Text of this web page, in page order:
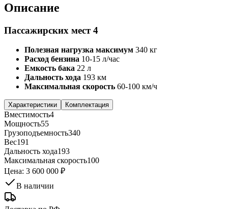
Описание
Пассажирских мест 4
Полезная нагрузка максимум 340 кг
Расход бензина 10-15 л/час
Емкость бака 22 л
Дальность хода 193 км
Максимальная скорость 60-100 км/ч
Характеристики Комплектация
Вместимость4
Мощность55
Грузоподъемность340
Вес191
Дальность хода193
Максимальная скорость100
Цена: 3 600 000 ₽
В наличии